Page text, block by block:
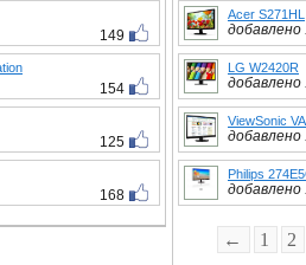
149
154
125
168
Acer S271HL
добавлено
LG W2420R
добавлено
ViewSonic
добавлено
Philips
добавлено
← 1 2